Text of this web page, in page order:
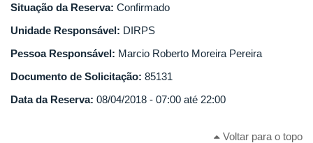
Situação da Reserva: Confirmado
Unidade Responsável: DIRPS
Pessoa Responsável: Marcio Roberto Moreira Pereira
Documento de Solicitação: 85131
Data da Reserva: 08/04/2018 - 07:00 até 22:00
Voltar para o topo